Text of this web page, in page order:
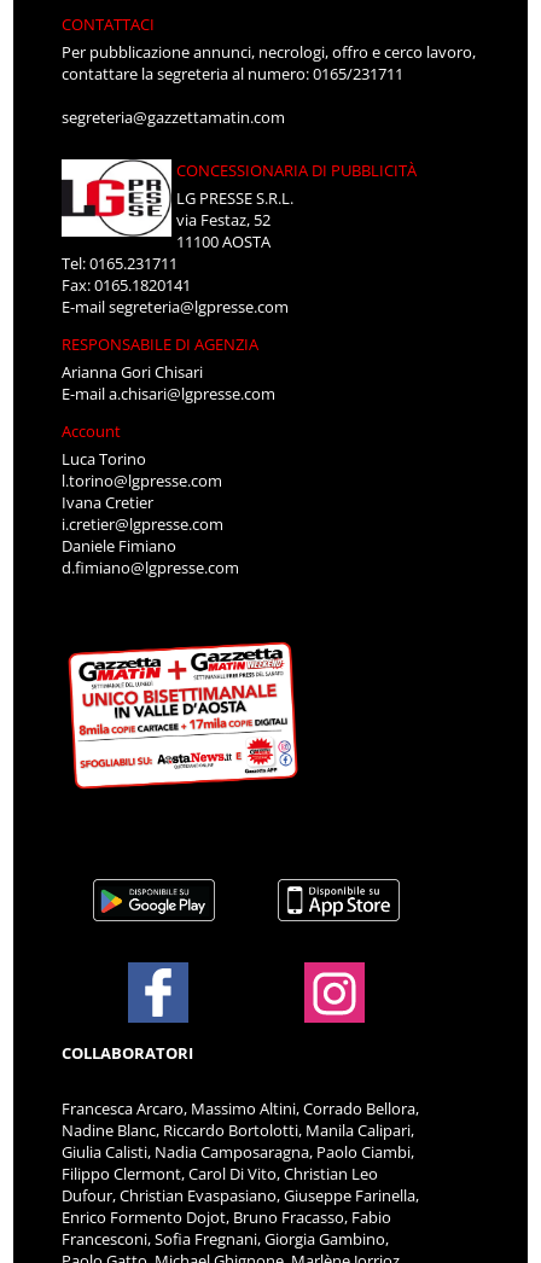
CONTATTACI
Per pubblicazione annunci, necrologi, offro e cerco lavoro,
contattare la segreteria al numero: 0165/231711
segreteria@gazzettamatin.com
CONCESSIONARIA DI PUBBLICITÀ
LG PRESSE S.R.L.
via Festaz, 52
11100 AOSTA
Tel: 0165.231711
Fax: 0165.1820141
E-mailsegreteria@lgpresse.com
RESPONSABILE DI AGENZIA
Arianna Gori Chisari
E-maila.chisari@lgpresse.com
Account
Luca Torino
l.torino@lgpresse.com
Ivana Cretier
i.cretier@lgpresse.com
Daniele Fimiano
d.fimiano@lgpresse.com
COLLABORATORI
Francesca Arcaro, Massimo Altini, Corrado Bellora,
Nadine Blanc, Riccardo Bortolotti, Manila Calipari,
Giulia Calisti, Nadia Camposaragna, Paolo Ciambi,
Filippo Clermont, Carol Di Vito, Christian Leo
Dufour, Christian Evaspasiano, Giuseppe Farinella,
Enrico Formento Dojot, Bruno Fracasso, Fabio
Francesconi, Sofia Fregnani, Giorgia Gambino,